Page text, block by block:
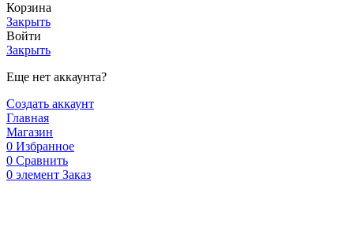
Корзина
Закрыть
Войти
Закрыть
Еще нет аккаунта?
Создать аккаунт
Главная
Магазин
0 Избранное
0 Сравнить
0 элемент Заказ